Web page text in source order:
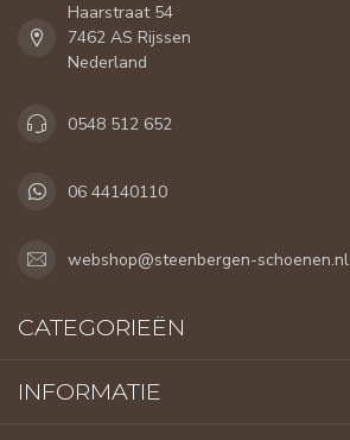
Haarstraat 54
7462 AS Rijssen
Nederland
0548 512 652
06 44140110
webshop@steenbergen-schoenen.nl
CATEGORIEËN
INFORMATIE